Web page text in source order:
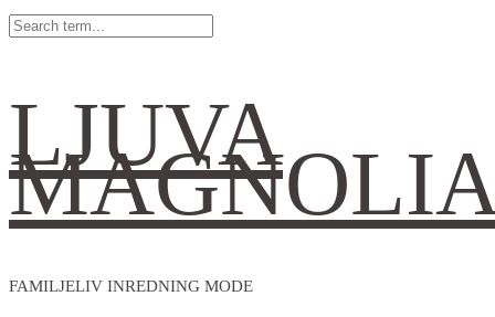
LJUVA
FAMILJELIV INREDNING MODE